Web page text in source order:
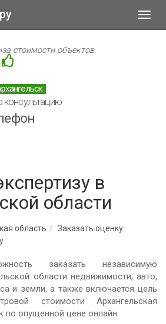
ру
стоимости объектов
консультацию
в
области
область
Заказать оценку
заказать независимую
области недвижимости, авто,
и земли, а также включается цель
стоимости Архангельская
по опущенной цене онлайн.